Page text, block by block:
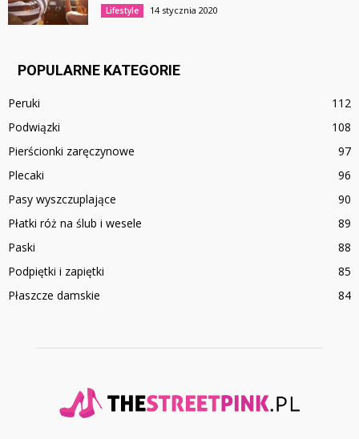
Lifestyle 14 stycznia 2020
POPULARNE KATEGORIE
Peruki
112
Podwiązki
108
Pierścionki zaręczynowe
97
Plecaki
96
Pasy wyszczuplające
90
Płatki róż na ślub i wesele
89
Paski
88
Podpiętki i zapiętki
85
Płaszcze damskie
84